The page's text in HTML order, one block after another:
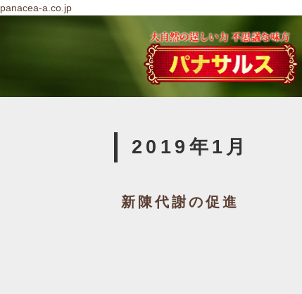
panacea-a.co.jp
2019年1月
新陳代謝の促進